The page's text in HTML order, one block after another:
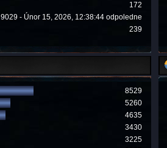
172
9029 - Únor 15, 2026, 12:38:44 odpoledne
239
8529
5260
4635
3430
3225